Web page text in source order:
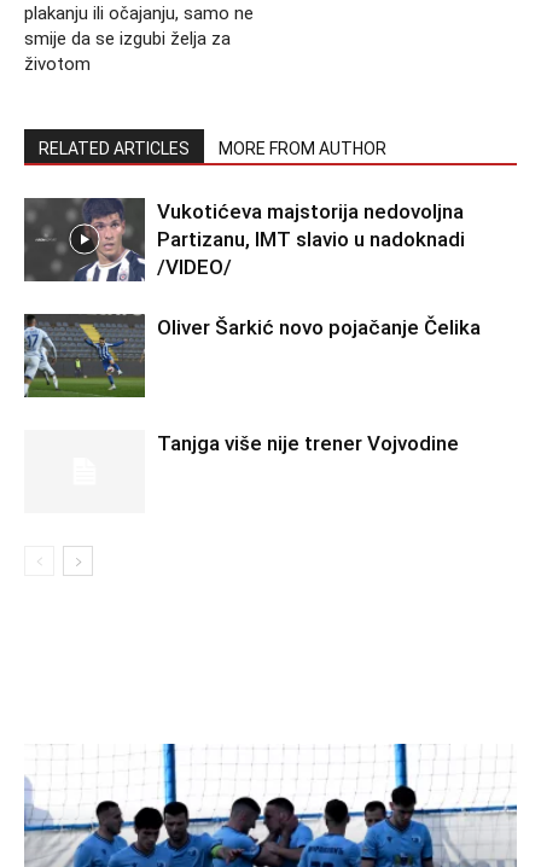
plakanju ili očajanju, samo ne
smije da se izgubi želja za
životom
RELATED ARTICLES MORE FROM AUTHOR
Vukotićeva majstorija nedovoljna
Partizanu, IMT slavio u nadoknadi
/VIDEO/
Oliver Šarkić novo pojačanje Čelika
Tanjga više nije trener Vojvodine